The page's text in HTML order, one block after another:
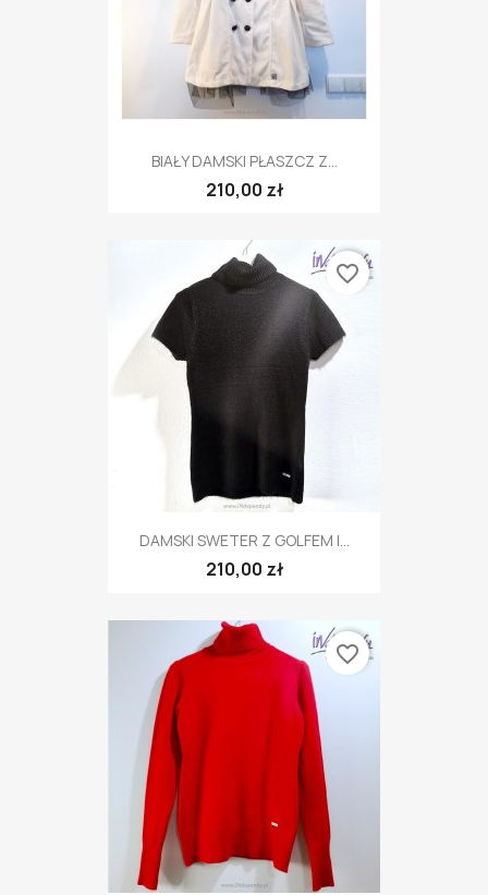
BIAŁY DAMSKI PŁASZCZ Z...
210,00 zł
DAMSKI SWETER Z GOLFEM I...
210,00 zł
favorite_border
favorite_border